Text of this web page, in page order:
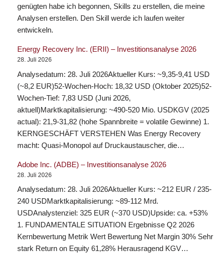
genügten habe ich begonnen, Skills zu erstellen, die meine
Analysen erstellen. Den Skill werde ich laufen weiter
entwickeln.
Energy Recovery Inc. (ERII) – Investitionsanalyse 2026
28. Juli 2026
Analysedatum: 28. Juli 2026Aktueller Kurs: ~9,35-9,41 USD
(~8,2 EUR)52-Wochen-Hoch: 18,32 USD (Oktober 2025)52-
Wochen-Tief: 7,83 USD (Juni 2026,
aktuell)Marktkapitalisierung: ~490-520 Mio. USDKGV (2025
actual): 21,9-31,82 (hohe Spannbreite = volatile Gewinne) 1.
KERNGESCHÄFT VERSTEHEN Was Energy Recovery
macht: Quasi-Monopol auf Druckaustauscher, die…
Adobe Inc. (ADBE) – Investitionsanalyse 2026
28. Juli 2026
Analysedatum: 28. Juli 2026Aktueller Kurs: ~212 EUR / 235-
240 USDMarktkapitalisierung: ~89-112 Mrd.
USDAnalystenziel: 325 EUR (~370 USD)Upside: ca. +53%
1. FUNDAMENTALE SITUATION Ergebnisse Q2 2026
Kernbewertung Metrik Wert Bewertung Net Margin 30% Sehr
stark Return on Equity 61,28% Herausragend KGV…